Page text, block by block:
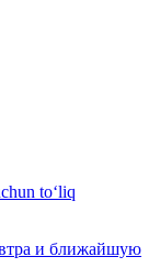
to‘liq
и ближайшую